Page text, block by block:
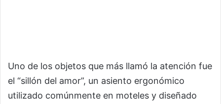
Uno de los objetos que más llamó la atención fue
el “sillón del amor”, un asiento ergonómico
utilizado comúnmente en moteles y diseñado